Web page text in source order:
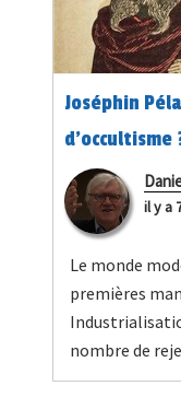
Joséphin
d’occultisme
il y a
Le monde
premières
nombre de